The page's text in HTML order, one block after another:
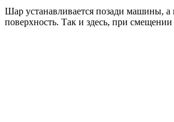
Шар устанавливается позади машины, а
поверхность. Так и здесь, при